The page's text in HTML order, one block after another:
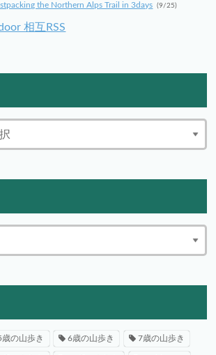
the Northern Alps Trail in 3days (9/25)
相互RSS
歳の山歩き 6歳の山歩き 7歳の山歩き